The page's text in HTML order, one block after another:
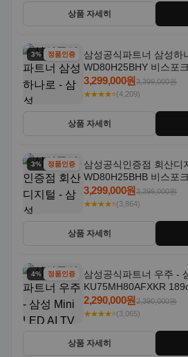
상품 자세히
3% 할인정품인증
삼성공식파트너 삼성하
WD80H25BHY 비스포
18kg 26년형 일체형 1등
3,299,000원3,399,000원
★★★★⭐(4,209)
상품 자세히
3% 할인정품인증
삼성공식인증점 회산디
WD80H25BHB 비스포
18kg 26년형 일체형 1등
3,299,000원3,399,000원
★★★★⭐(3,864)
상품 자세히
4% 할인정품인증
삼성공식파트너 우주 -
KU75MH80AFXKR
2,290,000원2,390,000원
★★★★⭐(3,065)
상품 자세히